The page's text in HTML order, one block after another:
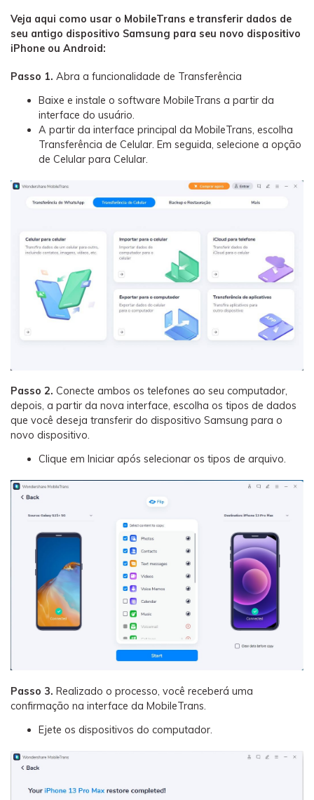
Veja aqui como usar o MobileTrans e transferir dados de
seu antigo dispositivo Samsung para seu novo dispositivo
iPhone ou Android:
Passo 1. Abra a funcionalidade de Transferência
Baixe e instale o software MobileTrans a partir da
interface do usuário.
A partir da interface principal da MobileTrans, escolha
Transferência de Celular. Em seguida, selecione a opção
de Celular para Celular.
Passo 2. Conecte ambos os telefones ao seu computador,
depois, a partir da nova interface, escolha os tipos de dados
que você deseja transferir do dispositivo Samsung para o
novo dispositivo.
Clique em Iniciar após selecionar os tipos de arquivo.
Passo 3. Realizado o processo, você receberá uma
confirmação na interface da MobileTrans.
Ejete os dispositivos do computador.